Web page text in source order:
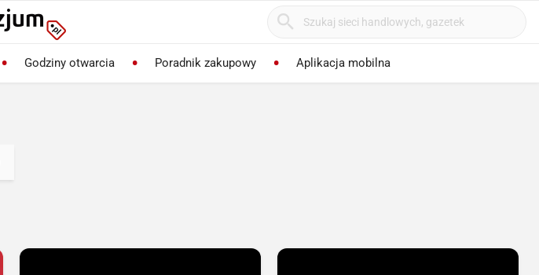
Godziny otwarcia Poradnik zakupowy Aplikacja mobilna